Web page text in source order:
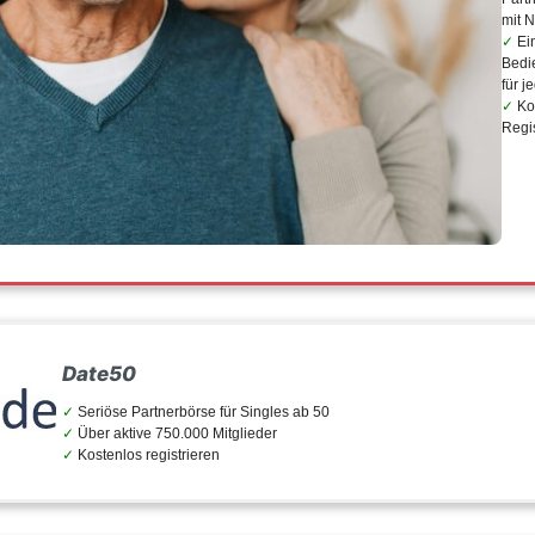
mit
für
Date50
Seriöse Partnerbörse für Singles ab 50
Über aktive 750.000 Mitglieder
Kostenlos registrieren